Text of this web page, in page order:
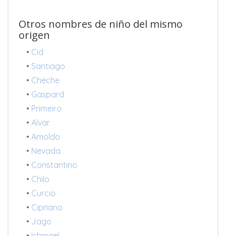
Otros nombres de niño del mismo
origen
• Cid
• Santiago
• Cheche
• Gaspard
• Primeiro
• Alvar
• Amoldo
• Nevada
• Constantino
• Chilo
• Curcio
• Cipriano
• Jago